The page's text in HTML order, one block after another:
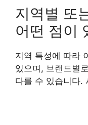
지역별 또
어떤 점이
지역 특성에 따라
있으며, 브랜드별
다를 수 있습니다.